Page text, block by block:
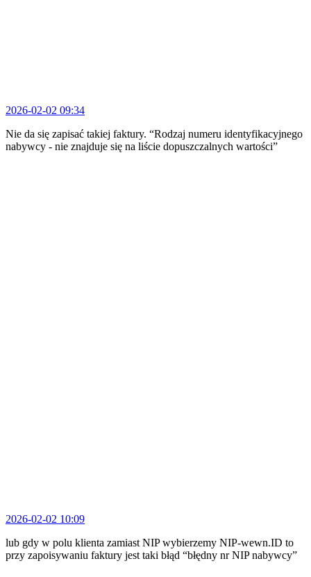
2026-02-02 09:34
Nie da się zapisać takiej faktury. “Rodzaj numeru identyfikacyjnego
nabywcy - nie znajduje się na liście dopuszczalnych wartości”
2026-02-02 10:09
lub gdy w polu klienta zamiast NIP wybierzemy NIP-wewn.ID to
przy zapoisywaniu faktury jest taki błąd “błędny nr NIP nabywcy”